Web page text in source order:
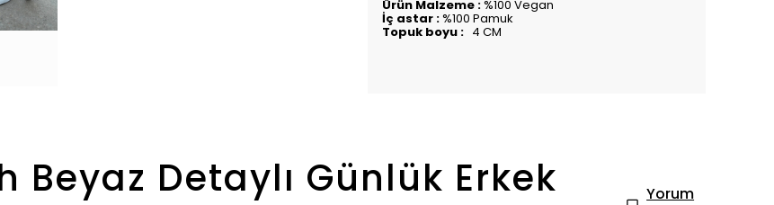
Ürün Malzeme :%100 Vegan
İç astar :%100 Pamuk
Topuk boyu : 4 CM
Beyaz Detaylı Günlük Erkek Yorum